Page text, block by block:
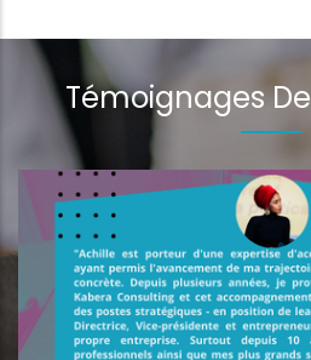
Témoignages